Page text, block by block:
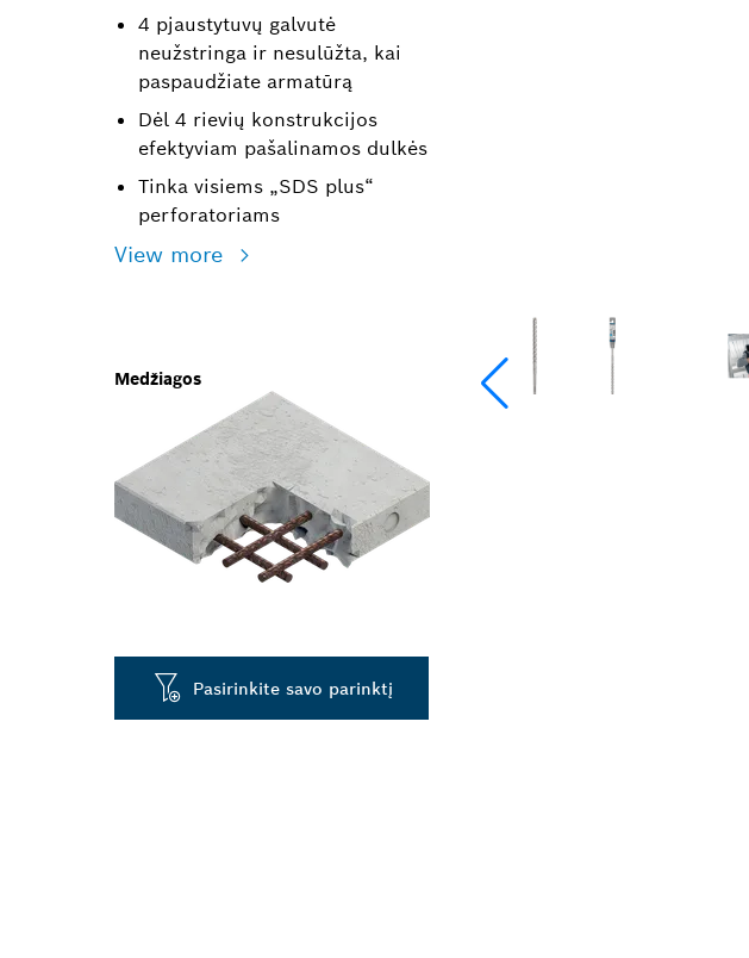
4 pjaustytuvų galvutė
neužstringa ir nesulūžta, kai
paspaudžiate armatūrą
Dėl 4 rievių konstrukcijos
efektyviam pašalinamos dulkės
Tinka visiems „SDS plus“
perforatoriams
View more
Medžiagos
Pasirinkite savo parinktį